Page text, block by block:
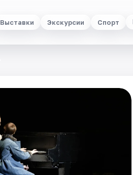
Выставки Экскурсии Спорт